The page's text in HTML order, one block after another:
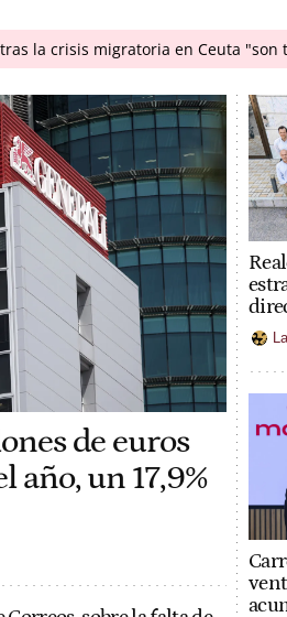
la crisis migratoria en Ceuta "son
de euros
año, un 17,9%